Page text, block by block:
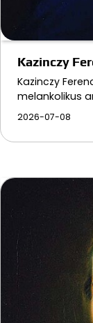
Kazinczy
Kazinczy
melankolikus
2026-07-08